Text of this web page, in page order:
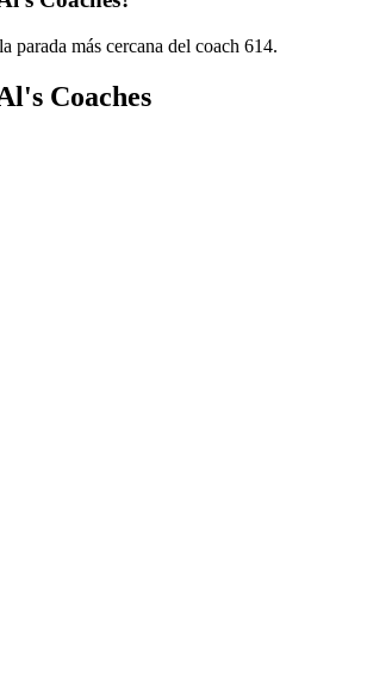
parada más cercana del coach 614.
Coaches